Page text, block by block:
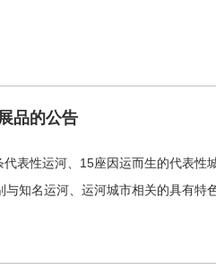
品的公告
表性运河、15座因运而生的代表
知名运河、运河城市相关的具有特